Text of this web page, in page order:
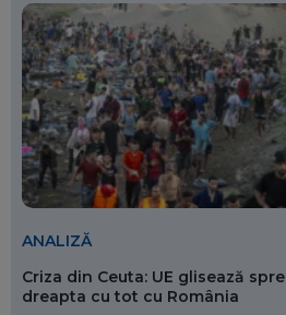
ANALIZĂ
Criza din Ceuta: UE glisează spre
dreapta cu tot cu România